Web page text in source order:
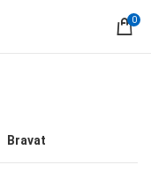
0
Bravat